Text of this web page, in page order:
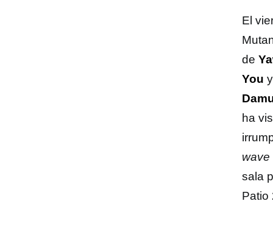
El
de
You y
ha
wave
sala
Patio